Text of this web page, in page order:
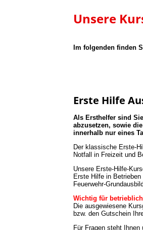
Unsere
Im folgenden finden
Erste Hilfe
Als Ersthelfer sind
abzusetzen, sowie
innerhalb nur eines
Der klassische Erste-
Notfall in Freizeit und
Unsere Erste-Hilfe-
Erste Hilfe in
Feuerwehr-
Wichtig für
Die ausgewiesene
bzw. den Gutschein
Für Fragen steht